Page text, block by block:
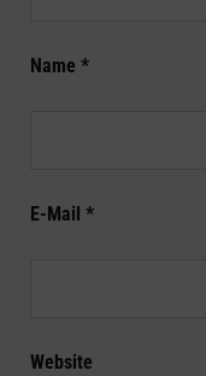
Name *
E-Mail *
Website